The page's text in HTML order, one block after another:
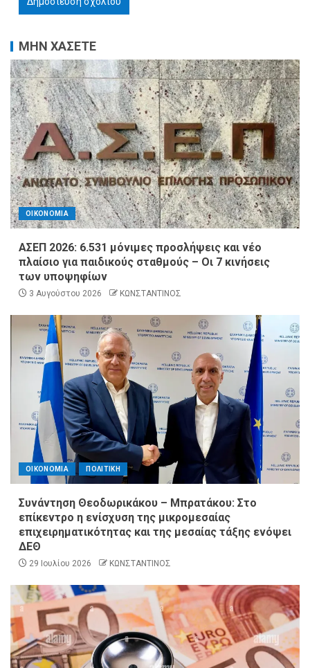
ΜΗΝ ΧΑΣΕΤΕ
ΟΙΚΟΝΟΜΙΑ
ΑΣΕΠ 2026: 6.531 μόνιμες προσλήψεις και νέο
πλαίσιο για παιδικούς σταθμούς – Οι 7 κινήσεις
των υποψηφίων
3 Αυγούστου 2026 ΚΩΝΣΤΑΝΤΙΝΟΣ
ΟΙΚΟΝΟΜΙΑ ΠΟΛΙΤΙΚΗ
Συνάντηση Θεοδωρικάκου – Μπρατάκου: Στο
επίκεντρο η ενίσχυση της μικρομεσαίας
επιχειρηματικότητας και της μεσαίας τάξης ενόψει
ΔΕΘ
29 Ιουλίου 2026 ΚΩΝΣΤΑΝΤΙΝΟΣ